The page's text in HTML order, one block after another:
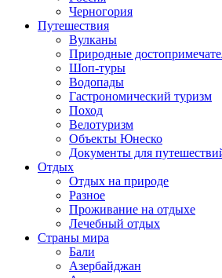
Черногория
Путешествия
Вулканы
Природные
Шоп-туры
Водопады
Гастрономический туризм
Поход
Велотуризм
Объекты Юнеско
Документы для
Отдых
Отдых на природе
Разное
Проживание на отдыхе
Лечебный отдых
Страны мира
Бали
Азербайджан